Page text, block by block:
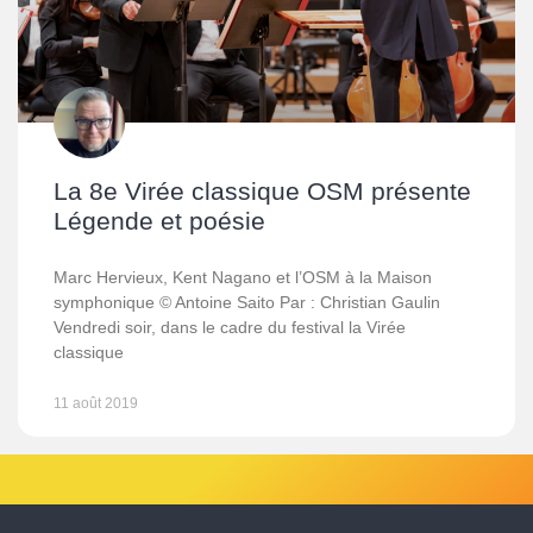
La 8e Virée classique OSM présente
Légende et poésie
Marc Hervieux, Kent Nagano et l’OSM à la Maison
symphonique © Antoine Saito Par : Christian Gaulin
Vendredi soir, dans le cadre du festival la Virée
classique
11 août 2019